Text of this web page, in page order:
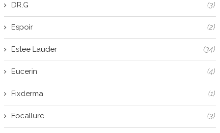
DR.G (3)
Espoir (2)
Estee Lauder (34)
Eucerin (4)
Fixderma (1)
Focallure (3)